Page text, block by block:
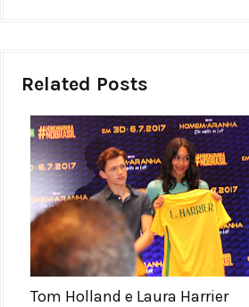
Related Posts
Tom Holland e Laura Harrier